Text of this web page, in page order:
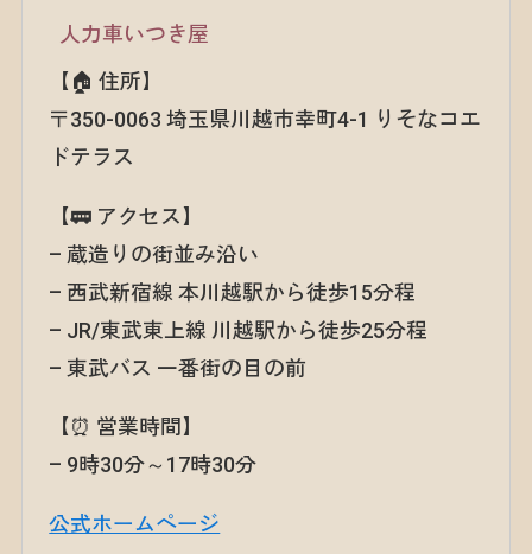
人力車いつき屋
【🏠 住所】
〒350-0063 埼玉県川越市幸町4-1 りそなコエ
ドテラス
【🚃 アクセス】
– 蔵造りの街並み沿い
– 西武新宿線 本川越駅から徒歩15分程
– JR/東武東上線 川越駅から徒歩25分程
– 東武バス 一番街の目の前
【⏰ 営業時間】
– 9時30分～17時30分
公式ホームページ